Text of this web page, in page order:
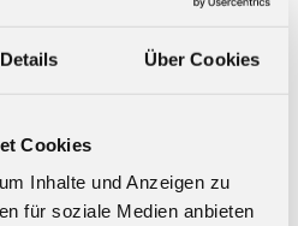
Details Über Cookies
Cookies
Inhalte und Anzeigen zu
für soziale Medien anbieten